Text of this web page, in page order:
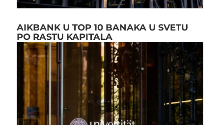
AIKBANK U TOP 10 BANAKA U SVETU
PO RASTU KAPITALA